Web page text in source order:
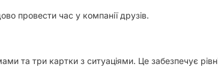
провести час у компанії друзів.
та три картки з ситуаціями. Це забезпечує